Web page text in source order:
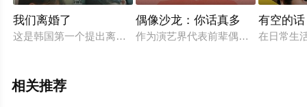
我们离婚了
这是韩国第一个提出离婚后建立新关系的可能性的离婚真人秀。
偶像沙龙：你话真多
作为演艺界代表前辈偶像的两人将与
有空的
在日常生
相关推荐